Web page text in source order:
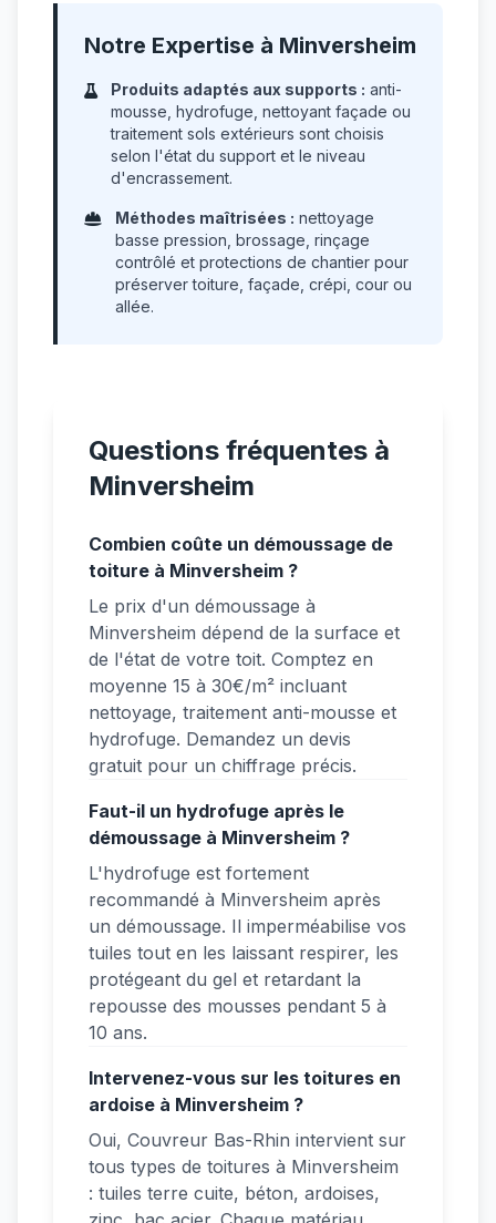
Notre Expertise à Minversheim
Produits adaptés aux supports : anti-
mousse, hydrofuge, nettoyant façade ou
traitement sols extérieurs sont choisis
selon l'état du support et le niveau
d'encrassement.
Méthodes maîtrisées : nettoyage
basse pression, brossage, rinçage
contrôlé et protections de chantier pour
préserver toiture, façade, crépi, cour ou
allée.
Questions fréquentes à
Minversheim
Combien coûte un démoussage de
toiture à Minversheim ?
Le prix d'un démoussage à
Minversheim dépend de la surface et
de l'état de votre toit. Comptez en
moyenne 15 à 30€/m² incluant
nettoyage, traitement anti-mousse et
hydrofuge. Demandez un devis
gratuit pour un chiffrage précis.
Faut-il un hydrofuge après le
démoussage à Minversheim ?
L'hydrofuge est fortement
recommandé à Minversheim après
un démoussage. Il imperméabilise vos
tuiles tout en les laissant respirer, les
protégeant du gel et retardant la
repousse des mousses pendant 5 à
10 ans.
Intervenez-vous sur les toitures en
ardoise à Minversheim ?
Oui, Couvreur Bas-Rhin intervient sur
tous types de toitures à Minversheim
: tuiles terre cuite, béton, ardoises,